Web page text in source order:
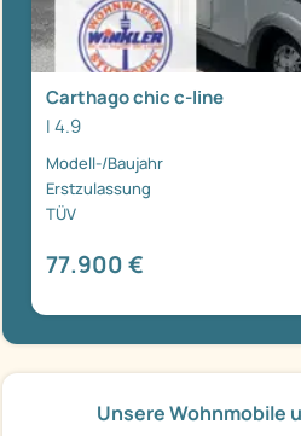
Carthago chic c-line
I 4.9
Modell-/Baujahr
Erstzulassung
TÜV
77.900 €
Unsere Wohnmobile